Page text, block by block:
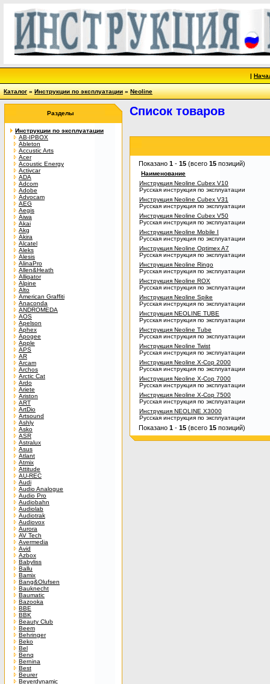
|
Каталог»Инструкции по эксплуатации»Neoline
Разделы
Инструкции по эксплуатации
AB-IPBOX
Ableton
Accustic Arts
Acer
Acoustic Energy
Activcar
ADA
Adcom
Adobe
Advocam
AEG
Aegis
Aiwa
Akai
Akg
Akira
Alcatel
Aleks
Alesis
AlinaPro
Allen&Heath
Alligator
Alpine
Alto
American Graffiti
Anaconda
ANDROMEDA
AOS
Apelson
Aphex
Apogee
Apple
APS
AR
Arcam
Archos
Arctic Cat
Ardo
Ariete
Ariston
ART
ArtDio
Artsound
Ashly
Asko
ASR
Astralux
Asus
Atlant
Atmix
Attitude
AU-REC
Audi
Audio Analogue
Audio Pro
Audiobahn
Audiolab
Audiotrak
Audiovox
Aurora
AV Tech
Avermedia
Avid
Azbox
Babyliss
Ballu
Bamix
Bang&Olufsen
Bauknecht
Baumatic
Bazooka
BBE
BBK
Beauty Club
Beem
Behringer
Beko
Bel
Benq
Bernina
Best
Beurer
Beyerdynamic
Список товаров
Показано 1 - 15 (всего 15 позиций)
Наименование
Инструкция Neoline Cubex V10
Русская инструкция по эксплуатации
Инструкция Neoline Cubex V31
Русская инструкция по эксплуатации
Инструкция Neoline Cubex V50
Русская инструкция по эксплуатации
Инструкция Neoline Mobile I
Русская инструкция по эксплуатации
Инструкция Neoline Optimex A7
Русская инструкция по эксплуатации
Инструкция Neoline Ringo
Русская инструкция по эксплуатации
Инструкция Neoline ROX
Русская инструкция по эксплуатации
Инструкция Neoline Spike
Русская инструкция по эксплуатации
Инструкция NEOLINE TUBE
Русская инструкция по эксплуатации
Инструкция Neoline Tube
Русская инструкция по эксплуатации
Инструкция Neoline Twist
Русская инструкция по эксплуатации
Инструкция Neoline X-Cop 2000
Русская инструкция по эксплуатации
Инструкция Neoline X-Cop 7000
Русская инструкция по эксплуатации
Инструкция Neoline X-Cop 7500
Русская инструкция по эксплуатации
Инструкция NEOLINE X3000
Русская инструкция по эксплуатации
Показано 1 - 15 (всего 15 позиций)